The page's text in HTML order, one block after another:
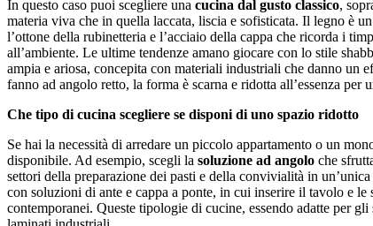
In questo caso puoi scegliere una cucina dal gusto classico,
materia viva che in quella laccata, liscia e sofisticata. Il legno è
l’ottone della rubinetteria e l’acciaio della cappa che ricorda i
all’ambiente. Le ultime tendenze amano giocare con lo stile
ampia e ariosa, concepita con materiali industriali che danno
fanno ad angolo retto, la forma è scarna e ridotta all’essenza per
Che tipo di cucina scegliere se disponi di uno spazio ridotto
Se hai la necessità di arredare un piccolo appartamento o un
disponibile. Ad esempio, scegli la soluzione ad angolo che
settori della preparazione dei pasti e della convivialità in
con soluzioni di ante e cappa a ponte, in cui inserire il tavolo e
contemporanei. Queste tipologie di cucine, essendo adatte per